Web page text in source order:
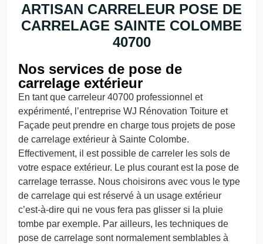
ARTISAN CARRELEUR POSE DE
CARRELAGE SAINTE COLOMBE
40700
Nos services de pose de
carrelage extérieur
En tant que carreleur 40700 professionnel et
expérimenté, l’entreprise WJ Rénovation Toiture et
Façade peut prendre en charge tous projets de pose
de carrelage extérieur à Sainte Colombe.
Effectivement, il est possible de carreler les sols de
votre espace extérieur. Le plus courant est la pose de
carrelage terrasse. Nous choisirons avec vous le type
de carrelage qui est réservé à un usage extérieur
c’est-à-dire qui ne vous fera pas glisser si la pluie
tombe par exemple. Par ailleurs, les techniques de
pose de carrelage sont normalement semblables à